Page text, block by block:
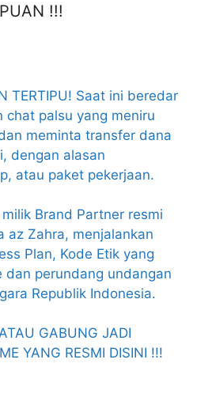
!!!
TERTIPU! Saat ini beredar
palsu yang meniru
meminta transfer dana
dengan alasan
atau paket pekerjaan.
Brand Partner resmi
az Zahra, menjalankan
Plan, Kode Etik yang
dan perundang undangan
Republik Indonesia.
GABUNG JADI
YANG RESMI DISINI !!!